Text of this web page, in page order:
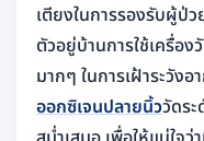
เตียงในการรองรับผู้ป่
ตัวอยู่บ้านการใช้เครื่อ
มากๆ ในการเฝ้าระวังอ
ออกซิเจนปลายนิ้ววัดร